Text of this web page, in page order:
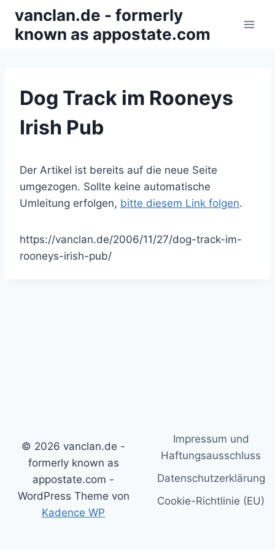
Inhalt
springen
vanclan.de - formerly
known as appostate.com
Dog Track im Rooneys
Irish Pub
Der Artikel ist bereits auf die neue Seite
umgezogen. Sollte keine automatische
Umleitung erfolgen, bitte diesem Link folgen.
https://vanclan.de/2006/11/27/dog-track-im-
rooneys-irish-pub/
© 2026 vanclan.de -
formerly known as
appostate.com -
WordPress Theme von
Kadence WP
Impressum und
Haftungsausschluss
Datenschutzerklärung
Cookie-Richtlinie (EU)